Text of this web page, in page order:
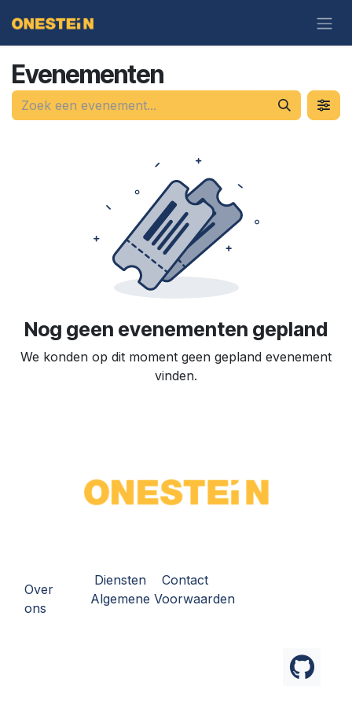
Evenementen
Nog geen evenementen gepland
We konden op dit moment geen gepland evenement
vinden.
Over
ons
Diensten
Contact
Algemene Voorwaarden